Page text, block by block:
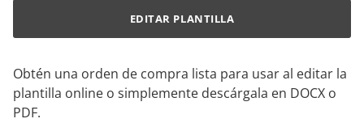
Obtén una orden de compra lista para usar al editar la
plantilla online o simplemente descárgala en DOCX o
PDF.
EDITAR PLANTILLA